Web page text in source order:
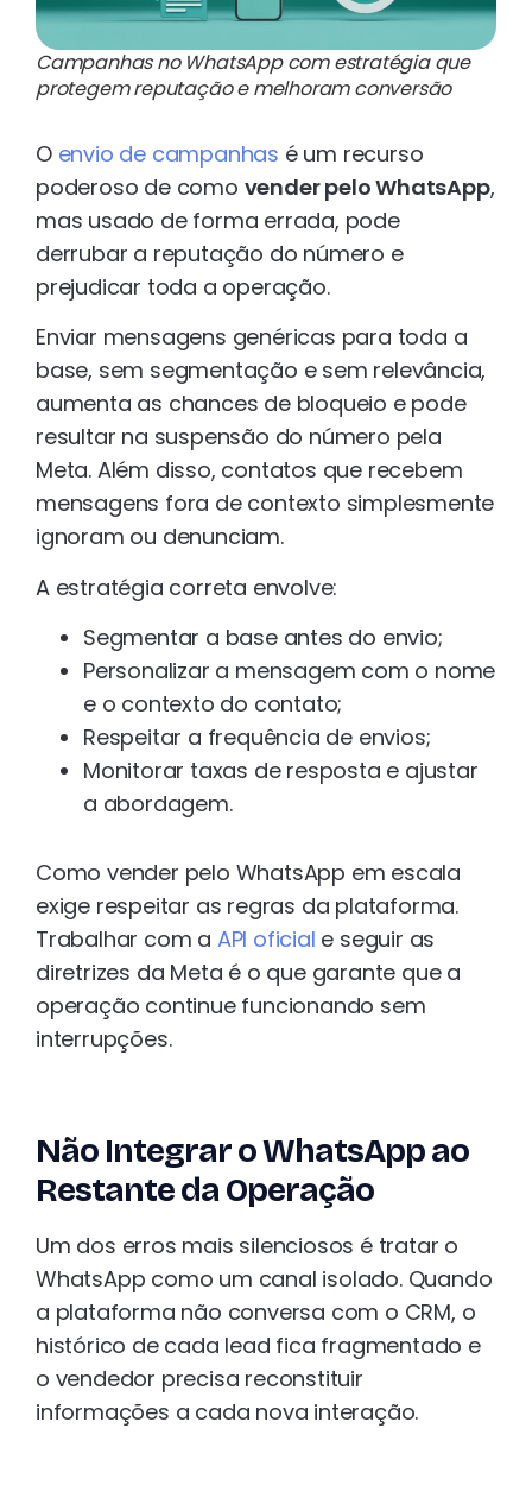
Campanhas no WhatsApp com estratégia que
protegem reputação e melhoram conversão
O envio de campanhas é um recurso
poderoso de como vender pelo WhatsApp,
mas usado de forma errada, pode
derrubar a reputação do número e
prejudicar toda a operação.
Enviar mensagens genéricas para toda a
base, sem segmentação e sem relevância,
aumenta as chances de bloqueio e pode
resultar na suspensão do número pela
Meta. Além disso, contatos que recebem
mensagens fora de contexto simplesmente
ignoram ou denunciam.
A estratégia correta envolve:
Segmentar a base antes do envio;
Personalizar a mensagem com o nome
e o contexto do contato;
Respeitar a frequência de envios;
Monitorar taxas de resposta e ajustar
a abordagem.
Como vender pelo WhatsApp em escala
exige respeitar as regras da plataforma.
Trabalhar com a API oficial e seguir as
diretrizes da Meta é o que garante que a
operação continue funcionando sem
interrupções.
Não Integrar o WhatsApp ao
Restante da Operação
Um dos erros mais silenciosos é tratar o
WhatsApp como um canal isolado. Quando
a plataforma não conversa com o CRM, o
histórico de cada lead fica fragmentado e
o vendedor precisa reconstituir
informações a cada nova interação.